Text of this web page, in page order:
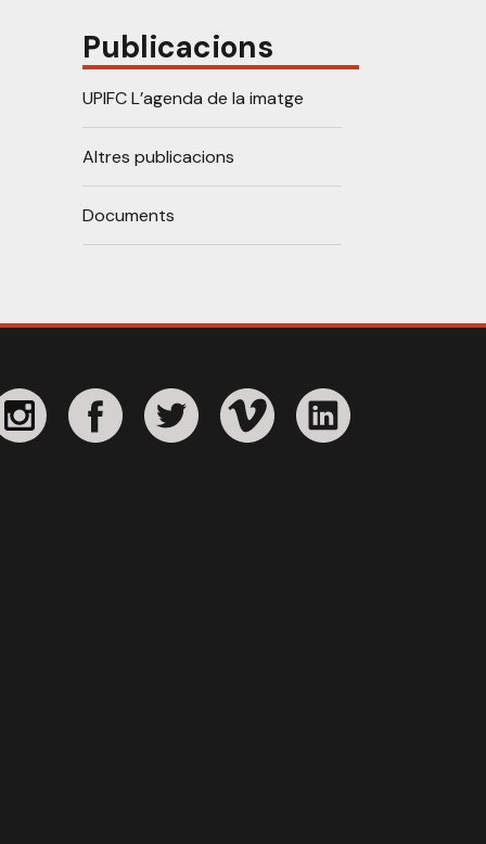
Publicacions
UPIFC L’agenda de la imatge
Altres publicacions
Documents